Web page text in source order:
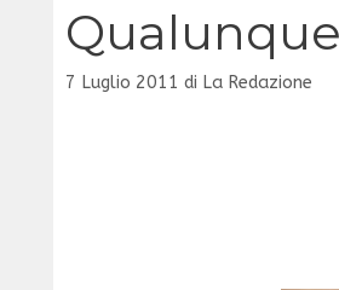
7 Luglio 2011 di La Redazione